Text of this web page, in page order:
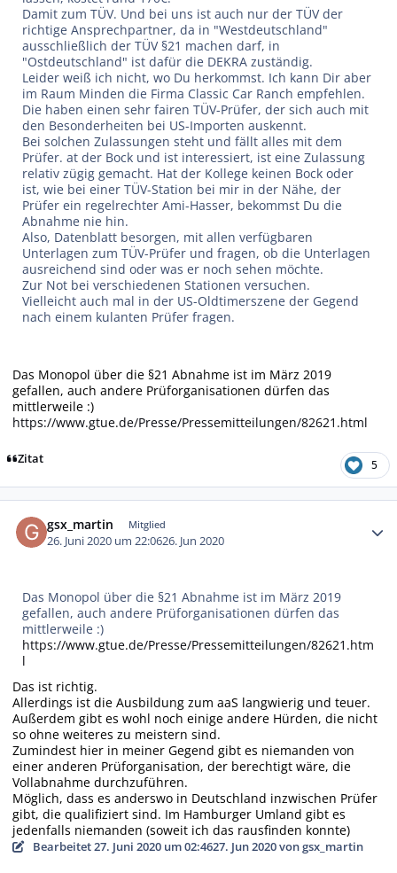
Damit zum TÜV. Und bei uns ist auch nur der TÜV der
richtige Ansprechpartner, da in "Westdeutschland"
ausschließlich der TÜV §21 machen darf, in
"Ostdeutschland" ist dafür die DEKRA zuständig.
Leider weiß ich nicht, wo Du herkommst. Ich kann Dir aber
im Raum Minden die Firma Classic Car Ranch empfehlen.
Die haben einen sehr fairen TÜV-Prüfer, der sich auch mit
den Besonderheiten bei US-Importen auskennt.
Bei solchen Zulassungen steht und fällt alles mit dem
Prüfer. at der Bock und ist interessiert, ist eine Zulassung
relativ zügig gemacht. Hat der Kollege keinen Bock oder
ist, wie bei einer TÜV-Station bei mir in der Nähe, der
Prüfer ein regelrechter Ami-Hasser, bekommst Du die
Abnahme nie hin.
Also, Datenblatt besorgen, mit allen verfügbaren
Unterlagen zum TÜV-Prüfer und fragen, ob die Unterlagen
ausreichend sind oder was er noch sehen möchte.
Zur Not bei verschiedenen Stationen versuchen.
Vielleicht auch mal in der US-Oldtimerszene der Gegend
nach einem kulanten Prüfer fragen.
Das Monopol über die §21 Abnahme ist im März 2019
gefallen, auch andere Prüforganisationen dürfen das
mittlerweile :)
https://www.gtue.de/Presse/Pressemitteilungen/82621.html
Zitat 5
gsx_martin Mitglied
26. Juni 2020 um 22:0626. Jun 2020
Das Monopol über die §21 Abnahme ist im März 2019
gefallen, auch andere Prüforganisationen dürfen das
mittlerweile :)
https://www.gtue.de/Presse/Pressemitteilungen/82621.htm
l
Das ist richtig.
Allerdings ist die Ausbildung zum aaS langwierig und teuer.
Außerdem gibt es wohl noch einige andere Hürden, die nicht
so ohne weiteres zu meistern sind.
Zumindest hier in meiner Gegend gibt es niemanden von
einer anderen Prüforganisation, der berechtigt wäre, die
Vollabnahme durchzuführen.
Möglich, dass es anderswo in Deutschland inzwischen Prüfer
gibt, die qualifiziert sind. Im Hamburger Umland gibt es
jedenfalls niemanden (soweit ich das rausfinden konnte)
Bearbeitet27. Juni 2020 um 02:4627. Jun 2020von gsx_martin